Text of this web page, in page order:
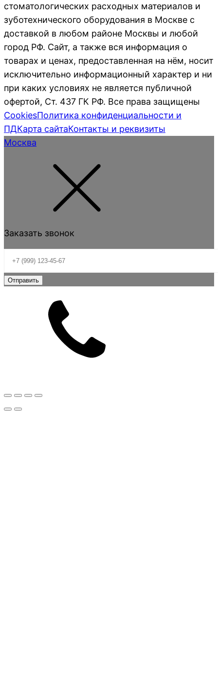
стоматологических расходных материалов и
зуботехнического оборудования в Москве с
доставкой в любом районе Москвы и любой
город РФ. Сайт, а также вся информация о
товарах и ценах, предоставленная на нём, носит
исключительно информационный характер и ни
при каких условиях не является публичной
офертой, Ст. 437 ГК РФ. Все права защищены
CookiesПолитика конфиденциальности и
ПДКарта сайтаКонтакты и реквизиты
Москва
Заказать звонок